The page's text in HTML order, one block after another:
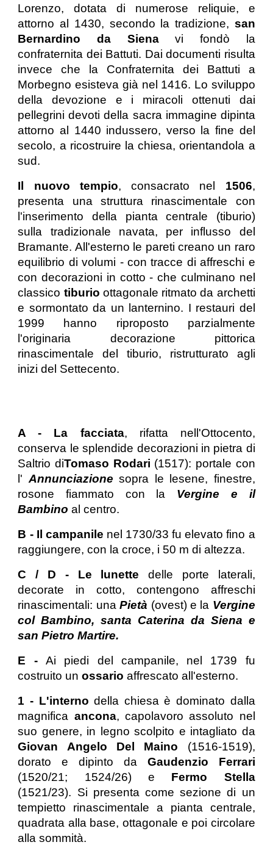
Lorenzo, dotata di numerose reliquie, e
attorno al 1430, secondo la tradizione, san
Bernardino da Sienavi fondò la
confraternita dei Battuti. Dai documenti risulta
invece che la Confraternita dei Battuti a
Morbegno esisteva già nel 1416. Lo sviluppo
della devozione e i miracoli ottenuti dai
pellegrini devoti della sacra immagine dipinta
attorno al 1440 indussero, verso la fine del
secolo, a ricostruire la chiesa, orientandola a
sud.
Il nuovo tempio, consacrato nel 1506,
presenta una struttura rinascimentale con
l'inserimento della pianta centrale (tiburio)
sulla tradizionale navata, per influsso del
Bramante. All'esterno le pareti creano un raro
equilibrio di volumi - con tracce di affreschi e
con decorazioni in cotto - che culminano nel
classico tiburio ottagonale ritmato da archetti
e sormontato da un lanternino. I restauri del
1999 hanno riproposto parzialmente
l'originaria decorazione pittorica
rinascimentale del tiburio, ristrutturato agli
inizi del Settecento.
A - La facciata, rifatta nell'Ottocento,
conserva le splendide decorazioni in pietra di
Saltrio diTomaso Rodari (1517): portale con
l' Annunciazionesopra le lesene, finestre,
rosone fiammato con la Vergine e il
Bambinoal centro.
B - Il campanile nel 1730/33 fu elevato fino a
raggiungere, con la croce, i 50 m di altezza.
C / D - Le lunettedelle porte laterali,
decorate in cotto, contengono affreschi
rinascimentali: unaPietà (ovest) e la Vergine
col Bambino, santa Caterina da Siena e
san Pietro Martire.
E - Ai piedi del campanile, nel 1739 fu
costruito unossarioaffrescato all'esterno.
1 - L'internodella chiesa è dominato dalla
magnifica ancona, capolavoro assoluto nel
suo genere, in legno scolpito e intagliato da
Giovan Angelo Del Maino (1516-1519),
dorato e dipinto da Gaudenzio Ferrari
(1520/21; 1524/26) e Fermo Stella
(1521/23). Si presenta come sezione di un
tempietto rinascimentale a pianta centrale,
quadrata alla base, ottagonale e poi circolare
alla sommità.